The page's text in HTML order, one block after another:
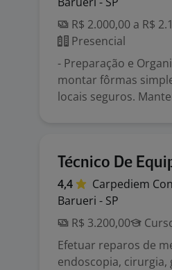
R$ 2.000,00 a R$
Presencial
- Preparação e
montar fôrmas
locais seguros.
Técnico De
4,4 Carpediem
Barueri - SP
R$ 3.200,00
Efetuar reparos de
endoscopia, cirurgia,